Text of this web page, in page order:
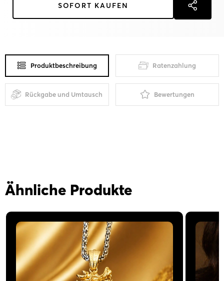
SOFORT KAUFEN
Produktbeschreibung Ratenzahlung
Rückgabe und Umtausch Bewertungen
Ähnliche Produkte